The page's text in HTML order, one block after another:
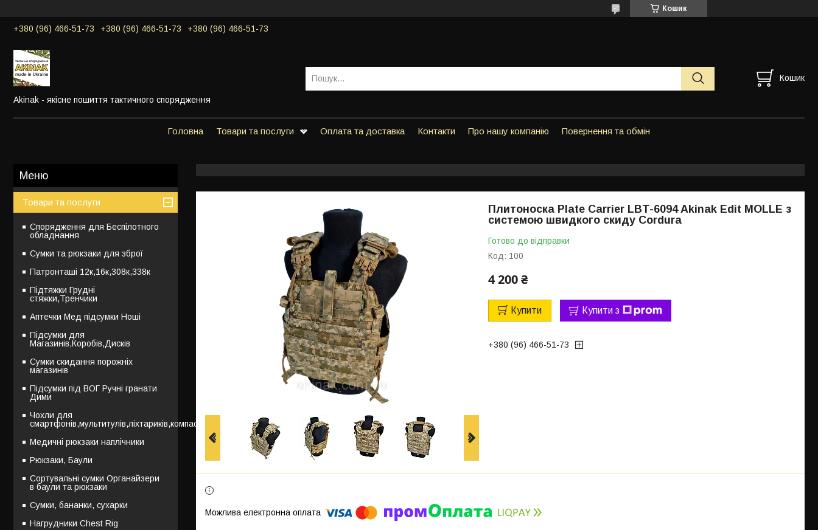
Кошик
+380 (96) 466-51-73 +380 (96) 466-51-73 +380 (96) 466-51-73
Akinak - якісне пошиття тактичного спорядження
Кошик
Головна Товари та послуги Оплата та доставка Контакти Про нашу компанію Повернення та обмін
Плитоноска Plate Carrier LBT-6094 Akinak Edit MOLLE з
системою швидкого скиду Cordura
Готово до відправки
Код: 100
4 200 ₴
Купити Купити з
+380 (96) 466-51-73
Товари та послуги
Спорядження для Беспілотного
обладнання
Сумки та рюкзаки для зброї
Патронташі 12к,16к,308к,338к
Підтяжки Грудні
стяжки,Тренчики
Аптечки Мед підсумки Ноші
Підсумки для
Магазинів,Коробів,Дисків
Сумки скидання порожніх
магазинів
Підсумки під ВОГ Ручні гранати
Дими
Чохли для
смартфонів,мультитулів,ліхтариків,компасів
Медичні рюкзаки наплічники
Рюкзаки, Баули
Сортувальні сумки Органайзери
в баули та рюкзаки
Сумки, бананки, сухарки
Нагрудники Chest Rig